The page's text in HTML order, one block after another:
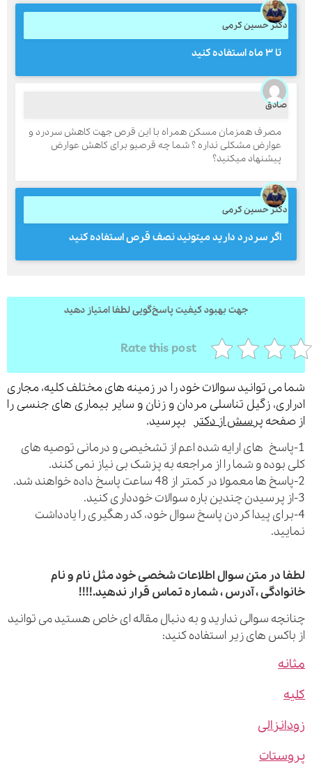
دکتر حسین کرمی
مصرف همزمان مسکن همراه با این قرص جهت کاهش سردرد و
عوارض مشکلی نداره ؟ شما چه قرصیو برای کاهش عوارض
پیشنهاد میکنید؟
دکتر حسین کرمی
اگر سردرد دارید میتونید نصف قرص استفاده کنید
جهت بهبود کیفیت پاسخ‌گویی لطفا امتیاز دهید
Rate this post
توانید سوالات خود را در زمینه های مختلف کلیه، مجاری
زگیل تناسلی مردان و زنان و سایر بیماری های جنسی را
پرسش از دکتربپرسید.
های ارایه شده اعم از تشخیصی و درمانی توصیه های
و شما را از مراجعه به پزشک بی نیاز نمی کنند.
پیدا کردن پاسخ سوال خود، کد رهگیری را یادداشت
در متن سوال اطلاعات شخصی خود مثل نام و نام
، آدرس ، شماره تماس قرار ندهید.!!!!
سوالی ندارید و به دنبال مقاله ای خاص هستید می توانید
های زیر استفاده کنید: